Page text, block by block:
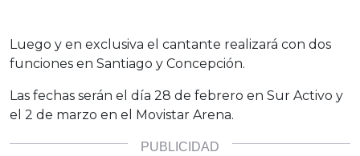
Luego y en exclusiva el cantante realizará con dos
funciones en Santiago y Concepción.
Las fechas serán el día 28 de febrero en Sur Activo y
el 2 de marzo en el Movistar Arena.